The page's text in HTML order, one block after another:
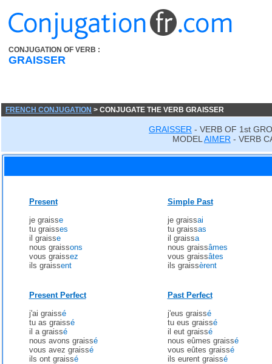
CONJUGATION OF VERB :
GRAISSER
FRENCH CONJUGATION > CONJUGATE THE VERB GRAISSER
GRAISSER - VERB OF 1st
MODEL AIMER - VERB
Present
je graisse
tu graisses
il graisse
nous graissons
vous graissez
ils graissent
Simple Past
je graissai
tu graissas
il graissa
nous graissâmes
vous graissâtes
ils graissèrent
Present Perfect
j'ai graissé
tu as graissé
il a graissé
nous avons graissé
vous avez graissé
ils ont graissé
Past Perfect
j'eus graissé
tu eus graissé
il eut graissé
nous eûmes graissé
vous eûtes graissé
ils eurent graissé